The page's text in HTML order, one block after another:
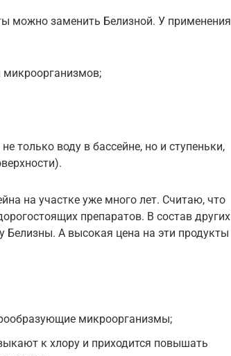
можно заменить Белизной. У применения
только воду в бассейне, но и ступеньки,
на участке уже много лет. Считаю, что
препаратов. В состав других
Белизны. А высокая цена на эти продукты
микроорганизмы;
к хлору и приходится повышать